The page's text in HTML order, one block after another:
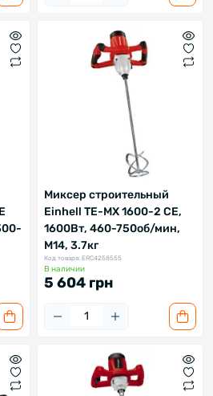
Миксер строительный
Einhell TE-MX 1600-2 CE,
1600Вт, 460-750об/мин,
М14, 3.7кг
Код товара: ERC4258555
В наличии
5 604 грн